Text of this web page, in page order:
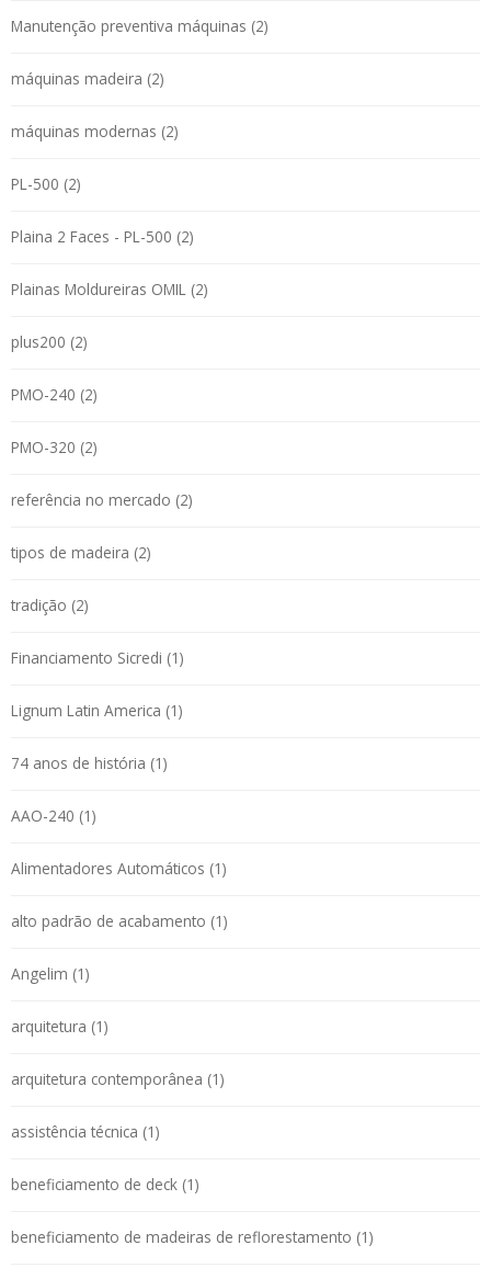
Manutenção preventiva máquinas (2)
máquinas madeira (2)
máquinas modernas (2)
PL-500 (2)
Plaina 2 Faces - PL-500 (2)
Plainas Moldureiras OMIL (2)
plus200 (2)
PMO-240 (2)
PMO-320 (2)
referência no mercado (2)
tipos de madeira (2)
tradição (2)
Financiamento Sicredi (1)
Lignum Latin America (1)
74 anos de história (1)
AAO-240 (1)
Alimentadores Automáticos (1)
alto padrão de acabamento (1)
Angelim (1)
arquitetura (1)
arquitetura contemporânea (1)
assistência técnica (1)
beneficiamento de deck (1)
beneficiamento de madeiras de reflorestamento (1)